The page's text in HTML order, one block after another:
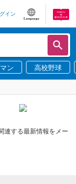
イン
Language
ン 高校野球
連する最新情報をメー